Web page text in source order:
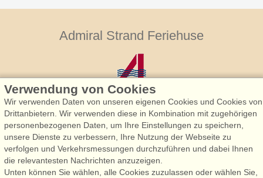
Admiral Strand Feriehuse
Admiral Strand Feriehuse, Lønne
Houstrupvej 170, Lønne
6830 Nørre Nebel
booking@admiralstrand.com
Verwendung von Cookies
Wir verwenden Daten von unseren eigenen Cookies und Cookies von
Drittanbietern. Wir verwenden diese in Kombination mit zugehörigen
personenbezogenen Daten, um Ihre Einstellungen zu speichern,
unsere Dienste zu verbessern, Ihre Nutzung der Webseite zu
verfolgen und Verkehrsmessungen durchzuführen und dabei Ihnen
die relevantesten Nachrichten anzuzeigen.
Unten können Sie wählen, alle Cookies zuzulassen oder wählen Sie,